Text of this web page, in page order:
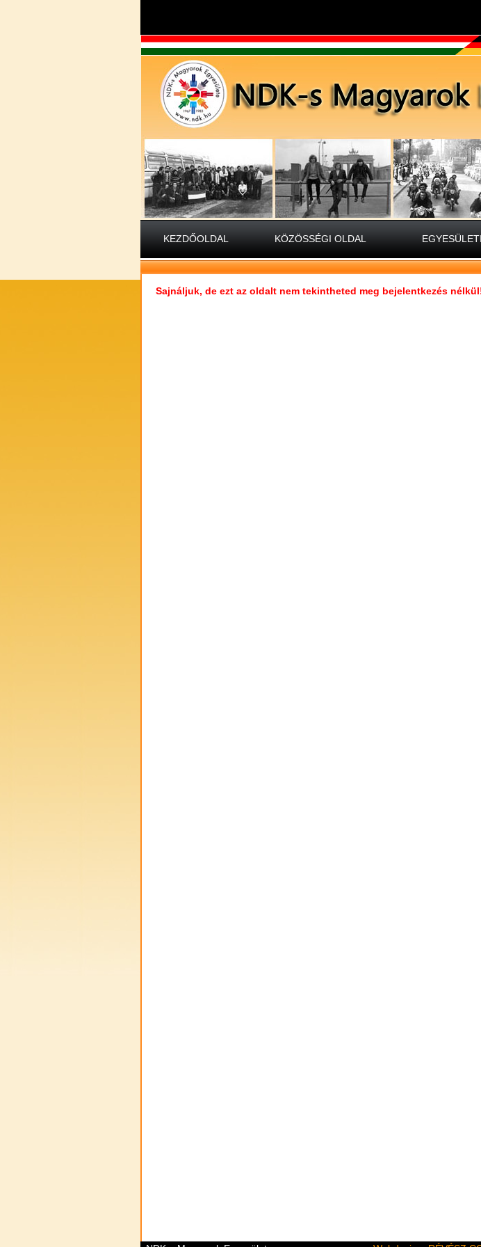
KEZDŐOLDAL KÖZÖSSÉGI OLDAL
Sajnáljuk, de ezt az oldalt nem tekintheted meg bejelentkezés